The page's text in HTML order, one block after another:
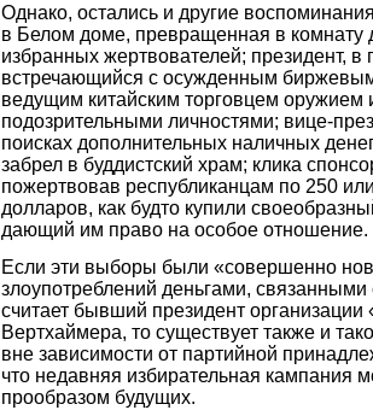
Однако, остались и другие
в Белом доме, превращенная в комнату
избранных жертвователей; президент, в
встречающийся с осужденным
ведущим китайским торговцем оружием
подозрительными личностями; вице-
поисках дополнительных наличных
забрел в буддистский храм; клика
пожертвовав республиканцам по 250
долларов, как будто купили
дающий им право на особое отношение.
Если эти выборы были «совершенно
злоупотреблений деньгами, связанными
считает бывший президент
Вертхаймера, то существует также и
вне зависимости от партийной
что недавняя избирательная кампания
прообразом будущих.